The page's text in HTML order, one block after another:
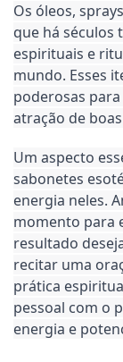
Os óleos,
que há séculos
espirituais e
mundo. Esses
poderosas
atração de
Um aspecto
sabonetes
energia neles.
momento para
resultado
recitar uma
prática
pessoal com o
energia e